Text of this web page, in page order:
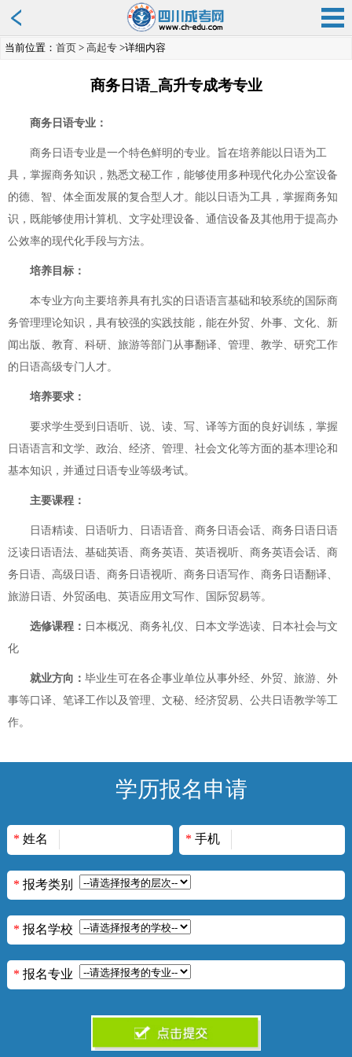
当前位置： 首页 > 高起专 >详细内容
商务日语_高升专成考专业
商务日语专业：
商务日语专业是一个特色鲜明的专业。旨在培养能以日语为工
具，掌握商务知识，熟悉文秘工作，能够使用多种现代化办公室设备
的德、智、体全面发展的复合型人才。能以日语为工具，掌握商务知
识，既能够使用计算机、文字处理设备、通信设备及其他用于提高办
公效率的现代化手段与方法。
培养目标：
本专业方向主要培养具有扎实的日语语言基础和较系统的国际商
务管理理论知识，具有较强的实践技能，能在外贸、外事、文化、新
闻出版、教育、科研、旅游等部门从事翻译、管理、教学、研究工作
的日语高级专门人才。
培养要求：
要求学生受到日语听、说、读、写、译等方面的良好训练，掌握
日语语言和文学、政治、经济、管理、社会文化等方面的基本理论和
基本知识，并通过日语专业等级考试。
主要课程：
日语精读、日语听力、日语语音、商务日语会话、商务日语日语
泛读日语语法、基础英语、商务英语、英语视听、商务英语会话、商
务日语、高级日语、商务日语视听、商务日语写作、商务日语翻译、
旅游日语、外贸函电、英语应用文写作、国际贸易等。
选修课程： 日本概况、商务礼仪、日本文学选读、日本社会与文
化
就业方向： 毕业生可在各企事业单位从事外经、外贸、旅游、外
事等口译、笔译工作以及管理、文秘、经济贸易、公共日语教学等工
作。
学历报名申请
* 姓名 * 手机
* 报考类别
* 报名学校
* 报名专业